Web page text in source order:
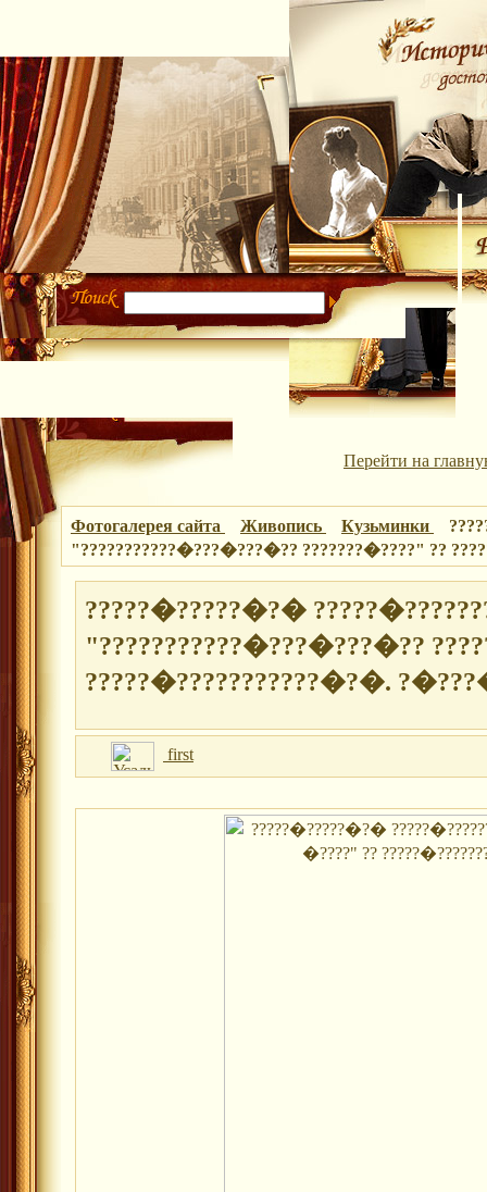
Перейти на
Фотогалерея сайта Живопись Кузьминки
"???????????�???�???�?? ???????�????" ??
?????�?????�?�
"???????????�???�???�??
?????�???????????�?�.
first